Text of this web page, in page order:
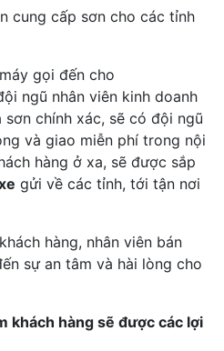
cung cấp sơn cho các tỉnh
gọi đến cho
ngũ nhân viên kinh doanh
chính xác, sẽ có đội ngũ
và giao miễn phí trong nội
hàng ở xa, sẽ được sắp
gửi về các tỉnh, tới tận nơi
hàng, nhân viên bán
sự an tâm và hài lòng cho
khách hàng sẽ được các lợi